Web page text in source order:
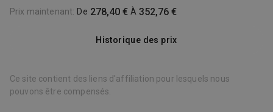
Prix maintenant: De 278,40 € À 352,76 €
Historique des prix
Ce site contient des liens d'affiliation pour lesquels nous
pouvons être compensés.